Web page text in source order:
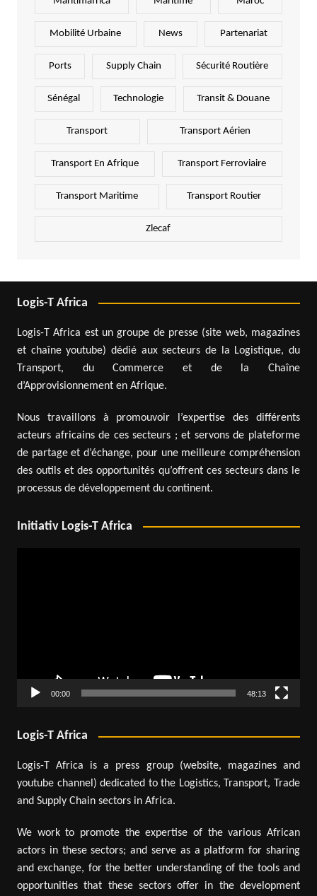
Mobilité Urbaine News Partenariat
Ports Supply Chain Sécurité Routière
Sénégal Technologie Transit & Douane
Transport Transport Aérien
Transport En Afrique Transport Ferroviaire
Transport Maritime Transport Routier
Zlecaf
Logis-T Africa
Logis-T Africa est un groupe de presse (site web, magazines
et chaîne youtube) dédié aux secteurs de la Logistique, du
Transport, du Commerce et de la Chaîne
d’Approvisionnement en Afrique.
Nous travaillons à promouvoir l’expertise des différents
acteurs africains de ces secteurs ; et servons de plateforme
de partage et d’échange, pour une meilleure compréhension
des outils et des opportunités qu’offrent ces secteurs dans le
processus de développement du continent.
Initiativ Logis-T Africa
00:00 48:13
Logis-T Africa
Logis-T Africa is a press group (website, magazines and
youtube channel) dedicated to the Logistics, Transport, Trade
and Supply Chain sectors in Africa.
We work to promote the expertise of the various African
actors in these sectors; and serve as a platform for sharing
and exchange, for the better understanding of the tools and
opportunities that these sectors offer in the development